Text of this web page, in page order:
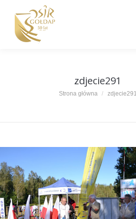
zdjecie291
Jesteś tutaj:
Strona główna zdjecie291